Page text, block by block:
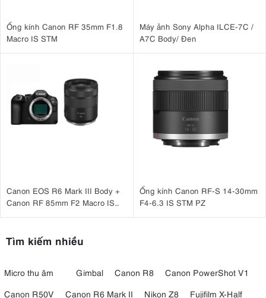
Ống kính Canon RF 35mm F1.8
Macro IS STM
Máy ảnh Sony Alpha ILCE-7C /
A7C Body/ Đen
Canon EOS R6 Mark III Body +
Canon RF 85mm F2 Macro IS
Ống kính Canon RF-S 14-30mm
F4-6.3 IS STM PZ
Tìm kiếm nhiều
Micro thu âm Gimbal Canon R8
Canon PowerShot V1
Canon R50V
Canon R6 Mark II Nikon Z8
Fujifilm X-Half